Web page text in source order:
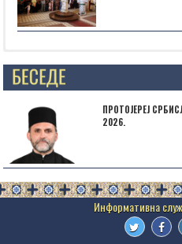
Posts not found
ПРОТОЈЕРЕЈ
2026.